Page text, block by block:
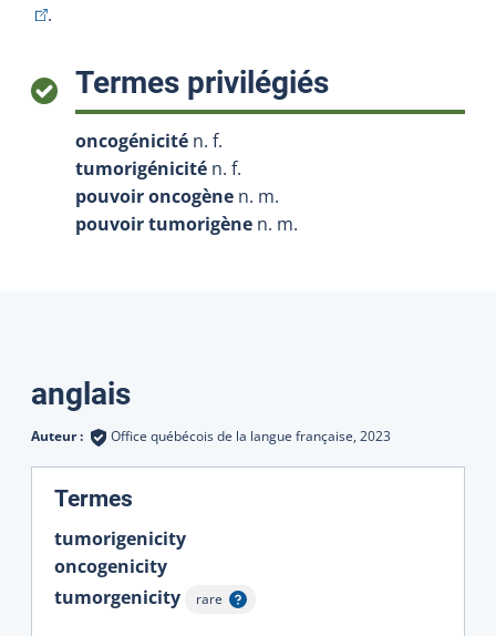
.
Termes privilégiés:
oncogénicité n. f.
tumorigénicité n. f.
pouvoir oncogène n. m.
pouvoir tumorigène n. m.
Traductions
anglais
Auteur : Office québécois de la langue française, 2023
Termes
tumorigenicity
oncogenicity
tumorgenicity
rare
Afficher l'infobulle